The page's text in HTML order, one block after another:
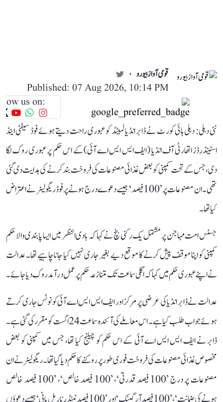
قومی آواز بیورو
Published: 07 Aug 2026, 10:14 PM
us on:
نئی دہلی: دہلی ہائی کورٹ نے ڈابر انڈیا لمیٹڈ کو عبوری راحت دیتے ہوئے فوڈ سیفٹی اینڈ
اسٹینڈرڈز اتھارٹی آف انڈیا (ایف ایس ایس اے آئی) کے اس حکم پر عبوری روک لگا
دی، جس کے تحت کمپنی کو بعض غذائی مصنوعات کی فروخت بند کرنے کی ہدایت دی گئی
تھی۔ ان مصنوعات پر ’100 فیصد‘ جیسے دعوے درج ہونے پر فوڈ ریگولیٹر نے اعتراض
کیا تھا۔
جسٹس امت مہاجن پر مشتمل یک رکنی بنچ نے کہا کہ بادی النظر میں ایسا پابندی والا حکم
کمپنی کو اپنا موقف پیش کرنے کا موقع دیے بغیر جاری نہیں کیا جانا چاہیے تھا۔ عدالت
نے اپنے عبوری حکم میں کہا کہ اگلی سماعت تک متنازعہ حکم پر عمل درآمد روک دیا جائے۔
عدالت نے ڈابر انڈیا کی عرضی پر مرکز اور ایف ایس ایس اے آئی کو نوٹس جاری کرتے
ہوئے جواب طلب کیا ہے۔ اس معاملے کی آئندہ سماعت 24 اگست کو مقرر کی گئی ہے۔
ڈابر نے ایف ایس ایس اے آئی کے اس حکم کو چیلنج کیا تھا، جس میں کمپنی کو بعض
مخصوص غذائی مصنوعات کی فروخت فوری طور پر روکنے کا حکم دیا گیا تھا۔ ریگولیٹر نے ان
مصنوعات پر درج ’100 فیصد قدرتی‘، ’100 فیصد خالص‘، ’100 فیصد خالص